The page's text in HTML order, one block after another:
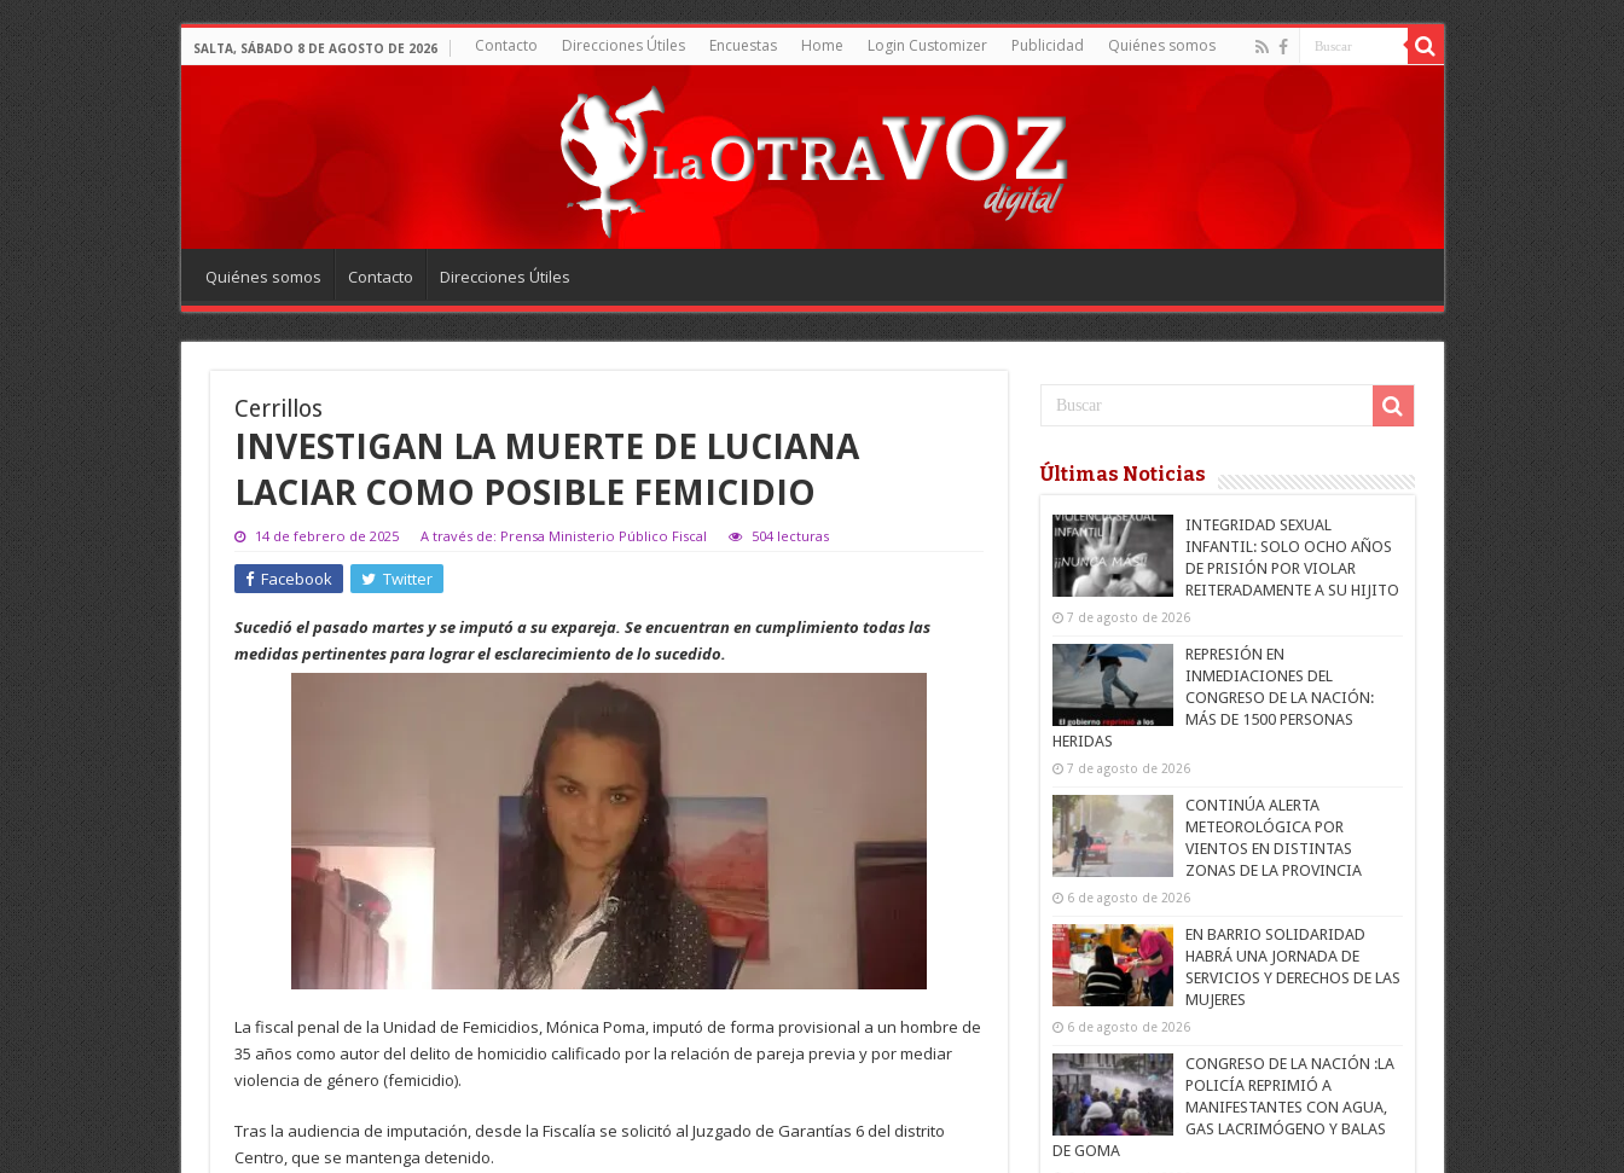
SALTA, SÁBADO 8 DE AGOSTO DE 2026 Contacto Direcciones Útiles Encuestas Home Login Customizer Publicidad Quiénes somos
Quiénes somos Contacto Direcciones Útiles
Cerrillos
INVESTIGAN LA MUERTE DE LUCIANA
LACIAR COMO POSIBLE FEMICIDIO
14 de febrero de 2025 A través de: Prensa Ministerio Público Fiscal 504 lecturas
Facebook Twitter
Sucedió el pasado martes y se imputó a su expareja. Se encuentran en cumplimiento todas las
medidas pertinentes para lograr el esclarecimiento de lo sucedido.
La fiscal penal de la Unidad de Femicidios, Mónica Poma, imputó de forma provisional a un hombre de
35 años como autor del delito de homicidio calificado por la relación de pareja previa y por mediar
violencia de género (femicidio).
Tras la audiencia de imputación, desde la Fiscalía se solicitó al Juzgado de Garantías 6 del distrito
Centro, que se mantenga detenido.
Últimas Noticias
INTEGRIDAD SEXUAL
INFANTIL: SOLO OCHO AÑOS
DE PRISIÓN POR VIOLAR
REITERADAMENTE A SU HIJITO
7 de agosto de 2026
REPRESIÓN EN
INMEDIACIONES DEL
CONGRESO DE LA NACIÓN:
MÁS DE 1500 PERSONAS
HERIDAS
7 de agosto de 2026
CONTINÚA ALERTA
METEOROLÓGICA POR
VIENTOS EN DISTINTAS
ZONAS DE LA PROVINCIA
6 de agosto de 2026
EN BARRIO SOLIDARIDAD
HABRÁ UNA JORNADA DE
SERVICIOS Y DERECHOS DE LAS
MUJERES
6 de agosto de 2026
CONGRESO DE LA NACIÓN :LA
POLICÍA REPRIMIÓ A
MANIFESTANTES CON AGUA,
GAS LACRIMÓGENO Y BALAS
DE GOMA